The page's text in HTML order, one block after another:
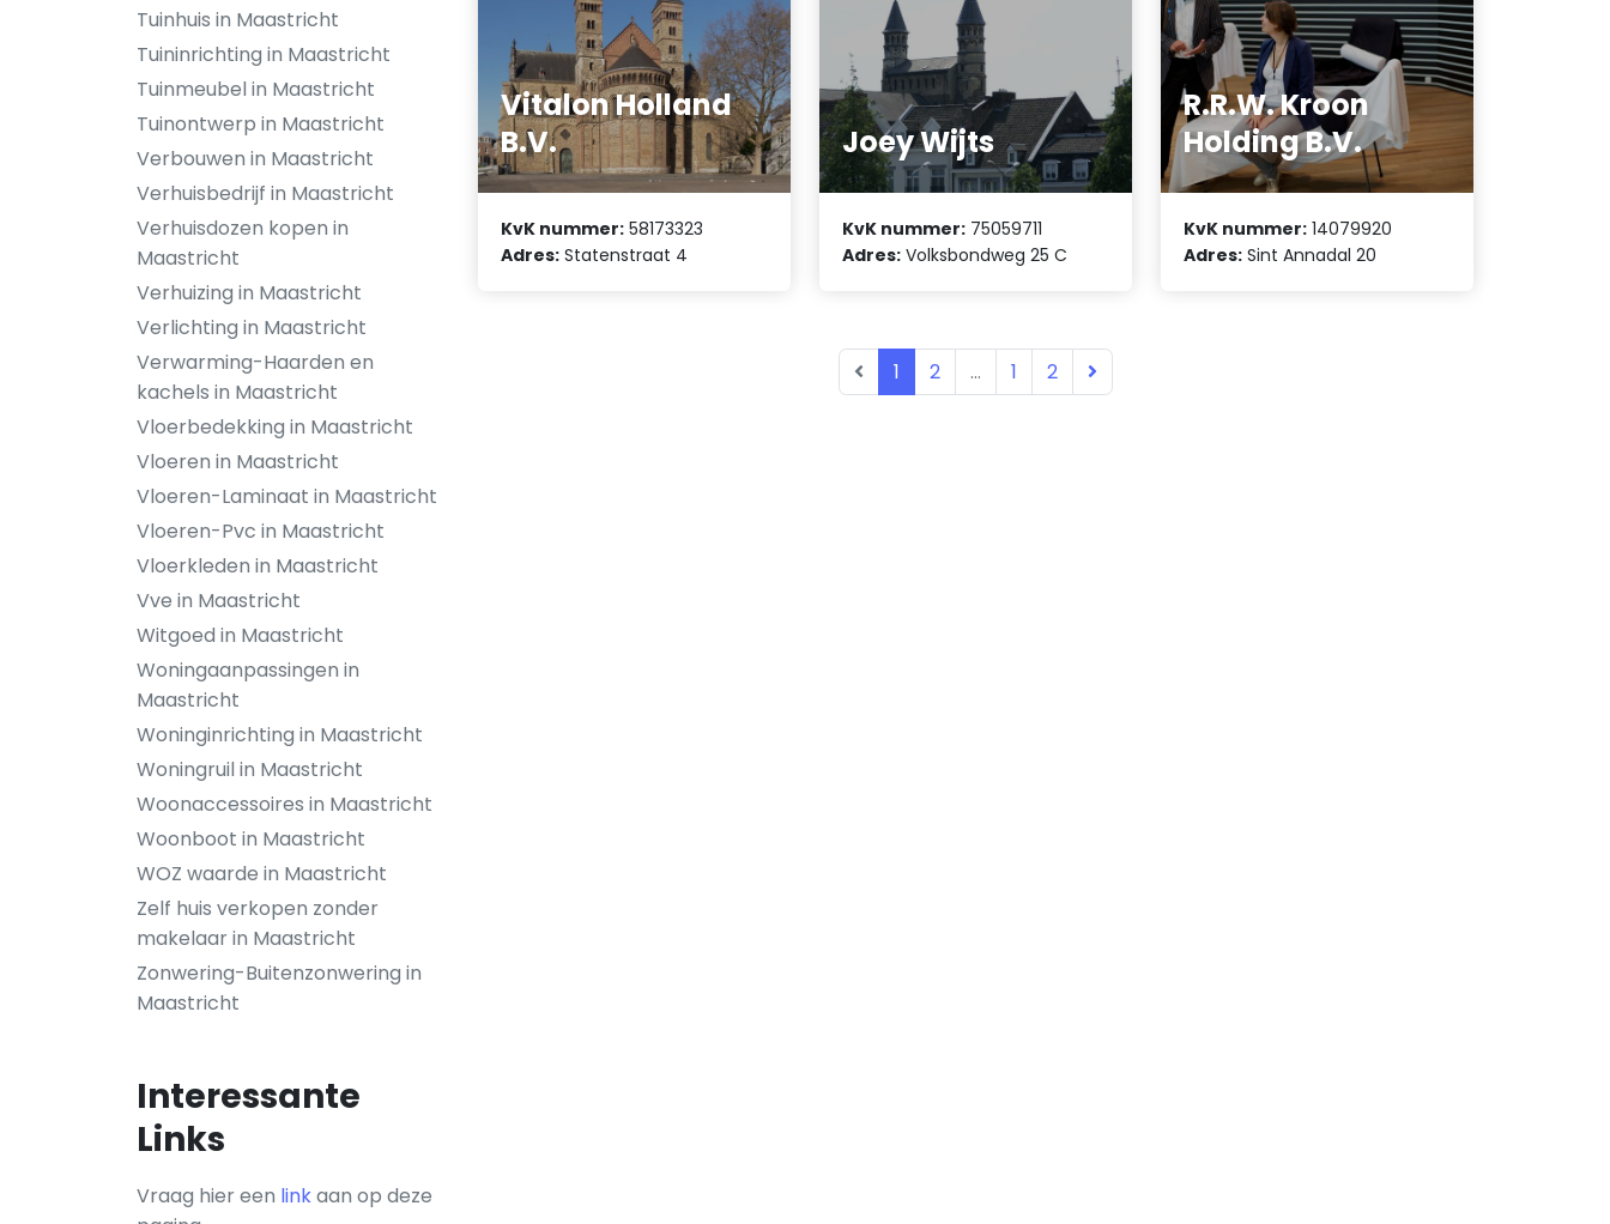
Tuinhuis in Maastricht
Tuininrichting in Maastricht
Tuinmeubel in Maastricht
Tuinontwerp in Maastricht
Verbouwen in Maastricht
Verhuisbedrijf in Maastricht
Verhuisdozen kopen in
Maastricht
Verhuizing in Maastricht
Verlichting in Maastricht
Verwarming-Haarden en
kachels in Maastricht
Vloerbedekking in Maastricht
Vloeren in Maastricht
Vloeren-Laminaat in Maastricht
Vloeren-Pvc in Maastricht
Vloerkleden in Maastricht
Vve in Maastricht
Witgoed in Maastricht
Woningaanpassingen in
Maastricht
Woninginrichting in Maastricht
Woningruil in Maastricht
Woonaccessoires in Maastricht
Woonboot in Maastricht
WOZ waarde in Maastricht
Zelf huis verkopen zonder
makelaar in Maastricht
Zonwering-Buitenzonwering in
Maastricht
Interessante
Links
Vraag hier een linkaan op deze
Vitalon Holland
B.V.
KvK nummer: 58173323
Adres: Statenstraat 4
Joey Wijts
KvK nummer: 75059711
Adres: Volksbondweg 25 C
R.R.W. Kroon
Holding B.V.
KvK nummer: 14079920
Adres: Sint Annadal 20
1 2 ... 1 2